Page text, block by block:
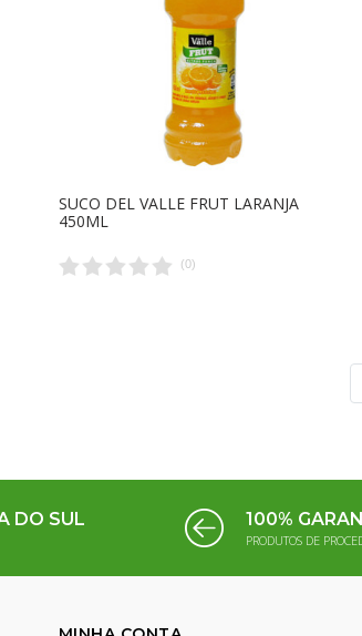
SUCO DEL VALLE FRUT LARANJA
450ML
(0)
DO SUL 100%
PRODUTOS DE